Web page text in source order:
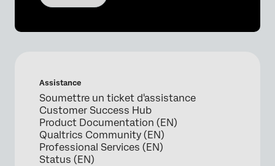
Assistance
Soumettre un ticket d'assistance
Customer Success Hub
Product Documentation (EN)
Qualtrics Community (EN)
Professional Services (EN)
Status (EN)